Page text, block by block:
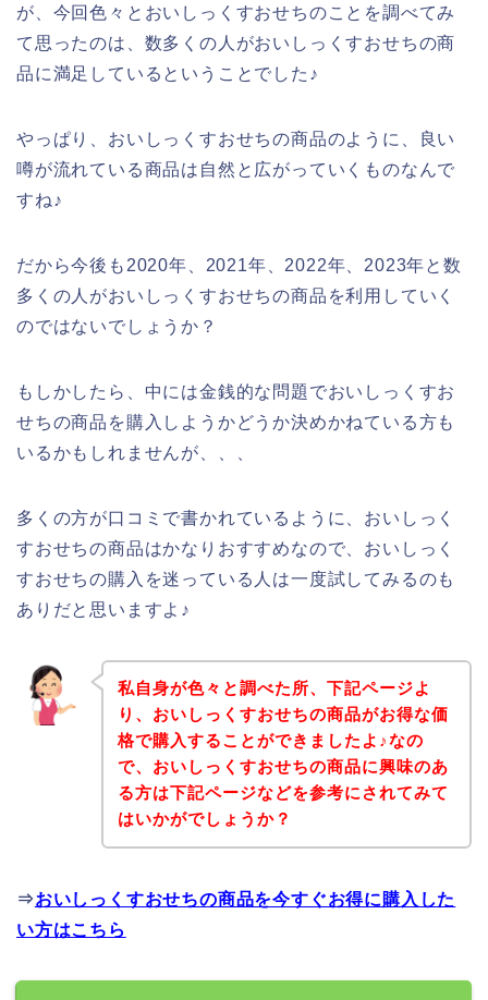
が、今回色々とおいしっくすおせちのことを調べてみ
て思ったのは、数多くの人がおいしっくすおせちの商
品に満足しているということでした♪
やっぱり、おいしっくすおせちの商品のように、良い
噂が流れている商品は自然と広がっていくものなんで
すね♪
だから今後も2020年、2021年、2022年、2023年と数
多くの人がおいしっくすおせちの商品を利用していく
のではないでしょうか？
もしかしたら、中には金銭的な問題でおいしっくすお
せちの商品を購入しようかどうか決めかねている方も
いるかもしれませんが、、、
多くの方が口コミで書かれているように、おいしっく
すおせちの商品はかなりおすすめなので、おいしっく
すおせちの購入を迷っている人は一度試してみるのも
ありだと思いますよ♪
私自身が色々と調べた所、下記ページよ
り、おいしっくすおせちの商品がお得な価
格で購入することができましたよ♪なの
で、おいしっくすおせちの商品に興味のあ
る方は下記ページなどを参考にされてみて
はいかがでしょうか？
⇒おいしっくすおせちの商品を今すぐお得に購入した
い方はこちら